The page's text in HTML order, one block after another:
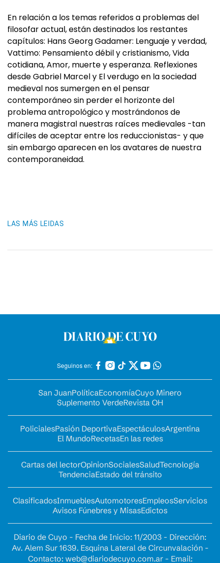
En relación a los temas referidos a problemas del
filosofar actual, están destinados los restantes
capítulos: Hans Georg Gadamer: Lenguaje y verdad,
Vattimo: Pensamiento débil y cristianismo, Vida
cotidiana, Amor, muerte y esperanza. Reflexiones
desde Gabriel Marcel y El verdugo en la sociedad
medieval nos sumergen en el pensar
contemporáneo sin perder el horizonte del
problema antropológico y mostrándonos de
manera magistral nuestras raíces medievales -tan
difíciles de aceptar entre los reduccionistas- y que
sin embargo aparecen en los avatares de nuestra
contemporaneidad.
LAS MÁS LEIDAS
Seguinos en:
San JuanPolíticaEconomíaCuyo Minero
Suplemento VerdeRevista OH
PolicialesPasión DeportivaEspectáculosArgentina
El MundoRecetasEn las redes
Cartas del lectorOpinionSocialesSaludTecnología
TendenciaEstado del tránsito
ClasificadosInmueblesAutomotoresEmpleosServicios
Avisos Fúnebres y MisasEdictos
Diario de Cuyo - Fecha de Inicio: 11/2003 - Dirección:
Av. Alem Sur 1639. Esquina Lateral de Circunvalación -
Contacto: web@diariodecuyo.com.ar- Email: